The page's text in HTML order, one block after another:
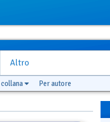
Altro
Per autore